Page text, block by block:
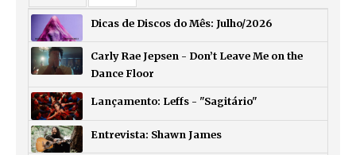
Dicas de Discos do Mês: Julho/2026
Carly Rae Jepsen - Don’t Leave Me on the
Dance Floor
Lançamento: Leffs - "Sagitário"
Entrevista: Shawn James